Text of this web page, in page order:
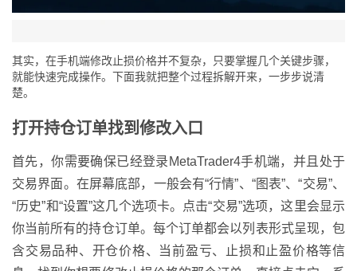
其实，在手机端修改止损价格并不复杂，只要掌握几个关键步骤，
就能快速完成操作。下面我就把整个过程拆解开来，一步步说清
楚。
打开持仓订单找到修改入口
首先，你需要确保已经登录MetaTrader4手机端，并且处于
交易界面。在屏幕底部，一般会有“行情”、“图表”、“交易”、
“历史”和“设置”这几个选项卡。点击“交易”选项，这里会显示
你当前所有的持仓订单。每个订单都会以列表形式呈现，包
含交易品种、开仓价格、当前盈亏、止损和止盈价格等信